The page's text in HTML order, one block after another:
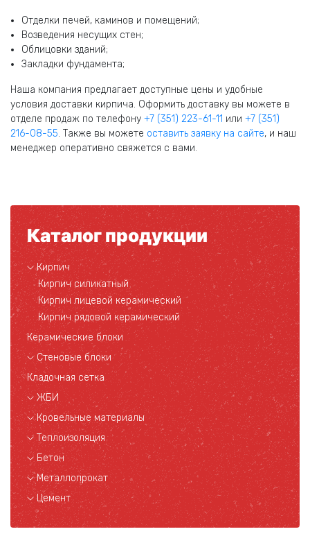
Отделки печей, каминов и помещений;
Возведения несущих стен;
Облицовки зданий;
Закладки фундамента;
Наша компания предлагает доступные цены и удобные
условия доставки кирпича. Оформить доставку вы можете в
отделе продаж по телефону +7 (351) 223-61-11 или +7 (351)
216-08-55. Также вы можете оставить заявку на сайте, и наш
менеджер оперативно свяжется с вами.
Каталог продукции
Кирпич
Кирпич силикатный
Кирпич лицевой керамический
Кирпич рядовой керамический
Керамические блоки
Стеновые блоки
Кладочная сетка
ЖБИ
Кровельные материалы
Теплоизоляция
Бетон
Металлопрокат
Цемент